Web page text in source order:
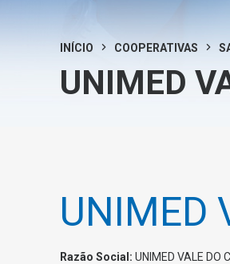
INÍCIO COOPERATIVAS
UNIMED
UNIMED
Razão Social: UNIMED VALE DO